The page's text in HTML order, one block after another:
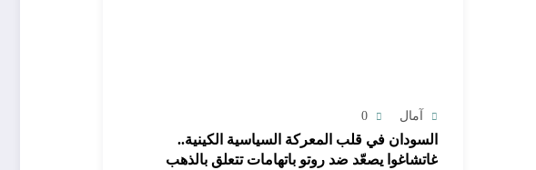
آمال 0
السودان في قلب المعركة السياسية الكينية..
غاتشاغوا يصعّد ضد روتو باتهامات تتعلق بالذهب